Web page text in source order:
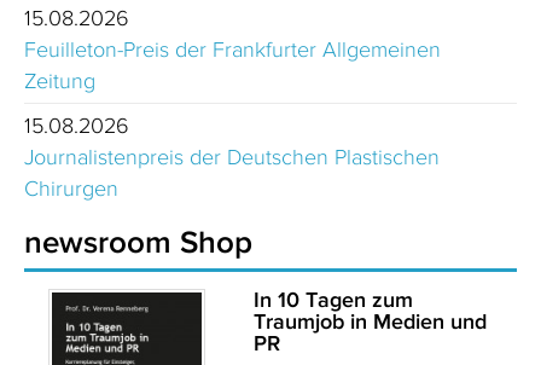
15.08.2026
Feuilleton-Preis der Frankfurter Allgemeinen
Zeitung
15.08.2026
Journalistenpreis der Deutschen Plastischen
Chirurgen
newsroom Shop
In 10 Tagen zum
Traumjob in Medien und
PR